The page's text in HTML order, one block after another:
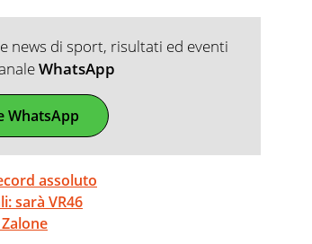
news di sport, risultati ed eventi
WhatsApp
WhatsApp
assoluto
sarà VR46